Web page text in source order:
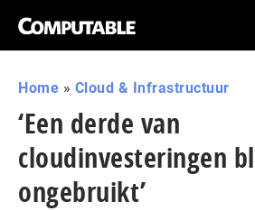
Home » Cloud & Infrastructuur
‘Een derde van
cloudinvesteringen
ongebruikt’